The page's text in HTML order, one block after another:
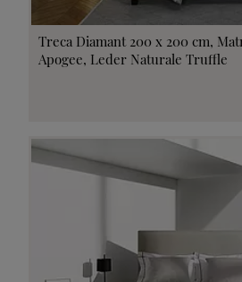
Treca Diamant 200 x 200 cm,
Apogee, Leder Naturale Truffle